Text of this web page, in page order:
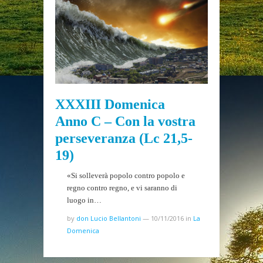
XXXIII Domenica
Anno C – Con la vostra
perseveranza (Lc 21,5-
19)
«Si solleverà popolo contro popolo e
regno contro regno, e vi saranno di
luogo in…
by don Lucio Bellantoni — 10/11/2016 in La
Domenica